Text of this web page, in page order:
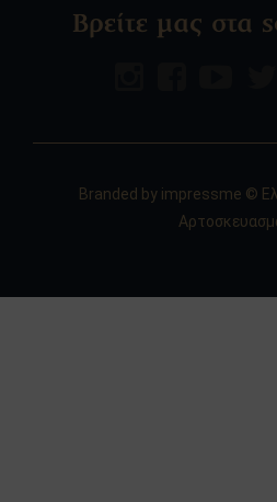
Βρείτε μας στα
Branded by impressme ©